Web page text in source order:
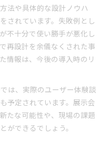
法や具体的な設計ノウハ
されています。失敗例とし
不十分で使い勝手が悪化し
再設計を余儀なくされた事
情報は、今後の導入時のリ
は、実際のユーザー体験談
予定されています。展示会
たな可能性や、現場の課題
ができるでしょう。